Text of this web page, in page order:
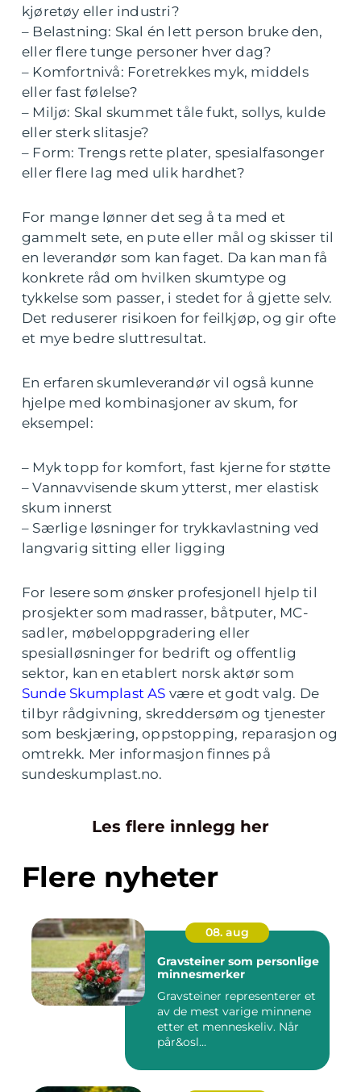
kjøretøy eller industri?
– Belastning: Skal én lett person bruke den,
eller flere tunge personer hver dag?
– Komfortnivå: Foretrekkes myk, middels
eller fast følelse?
– Miljø: Skal skummet tåle fukt, sollys, kulde
eller sterk slitasje?
– Form: Trengs rette plater, spesialfasonger
eller flere lag med ulik hardhet?
For mange lønner det seg å ta med et
gammelt sete, en pute eller mål og skisser til
en leverandør som kan faget. Da kan man få
konkrete råd om hvilken skumtype og
tykkelse som passer, i stedet for å gjette selv.
Det reduserer risikoen for feilkjøp, og gir ofte
et mye bedre sluttresultat.
En erfaren skumleverandør vil også kunne
hjelpe med kombinasjoner av skum, for
eksempel:
– Myk topp for komfort, fast kjerne for støtte
– Vannavvisende skum ytterst, mer elastisk
skum innerst
– Særlige løsninger for trykkavlastning ved
langvarig sitting eller ligging
For lesere som ønsker profesjonell hjelp til
prosjekter som madrasser, båtputer, MC-
sadler, møbeloppgradering eller
spesialløsninger for bedrift og offentlig
sektor, kan en etablert norsk aktør som
Sunde Skumplast AS være et godt valg. De
tilbyr rådgivning, skreddersøm og tjenester
som beskjæring, oppstopping, reparasjon og
omtrekk. Mer informasjon finnes på
sundeskumplast.no.
Les flere innlegg her
Flere nyheter
08. aug
Gravsteiner som personlige
minnesmerker
Gravsteiner representerer et
av de mest varige minnene
etter et menneskeliv. Når
pår&osl...